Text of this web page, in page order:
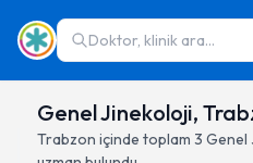
Doktor, klinik ara...
Genel Jinekoloji,
Trabzon içinde toplam 3 Genel